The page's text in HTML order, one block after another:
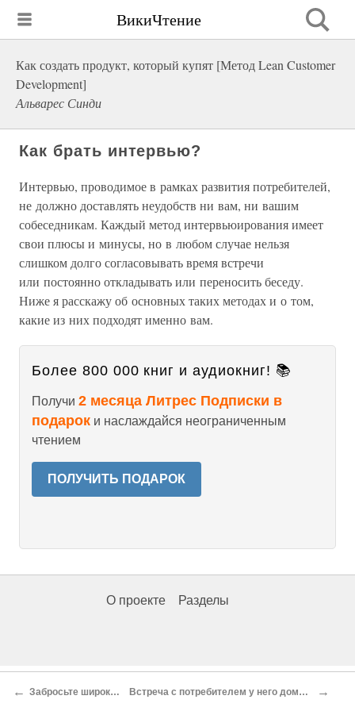
ВикиЧтение
Как создать продукт, который купят [Метод Lean Customer
Development]
Альварес Синди
Как брать интервью?
Интервью, проводимое в рамках развития потребителей,
не должно доставлять неудобств ни вам, ни вашим
собеседникам. Каждый метод интервьюирования имеет
свои плюсы и минусы, но в любом случае нельзя
слишком долго согласовывать время встречи
или постоянно откладывать или переносить беседу.
Ниже я расскажу об основных таких методах и о том,
какие из них подходят именно вам.
Более 800 000 книг и аудиокниг! 📚
Получи 2 месяца Литрес Подписки в
подарок и наслаждайся неограниченным
чтением
ПОЛУЧИТЬ ПОДАРОК
О проекте Разделы
← Забросьте широкую сеть Встреча с потребителем у него дома или в офисе →